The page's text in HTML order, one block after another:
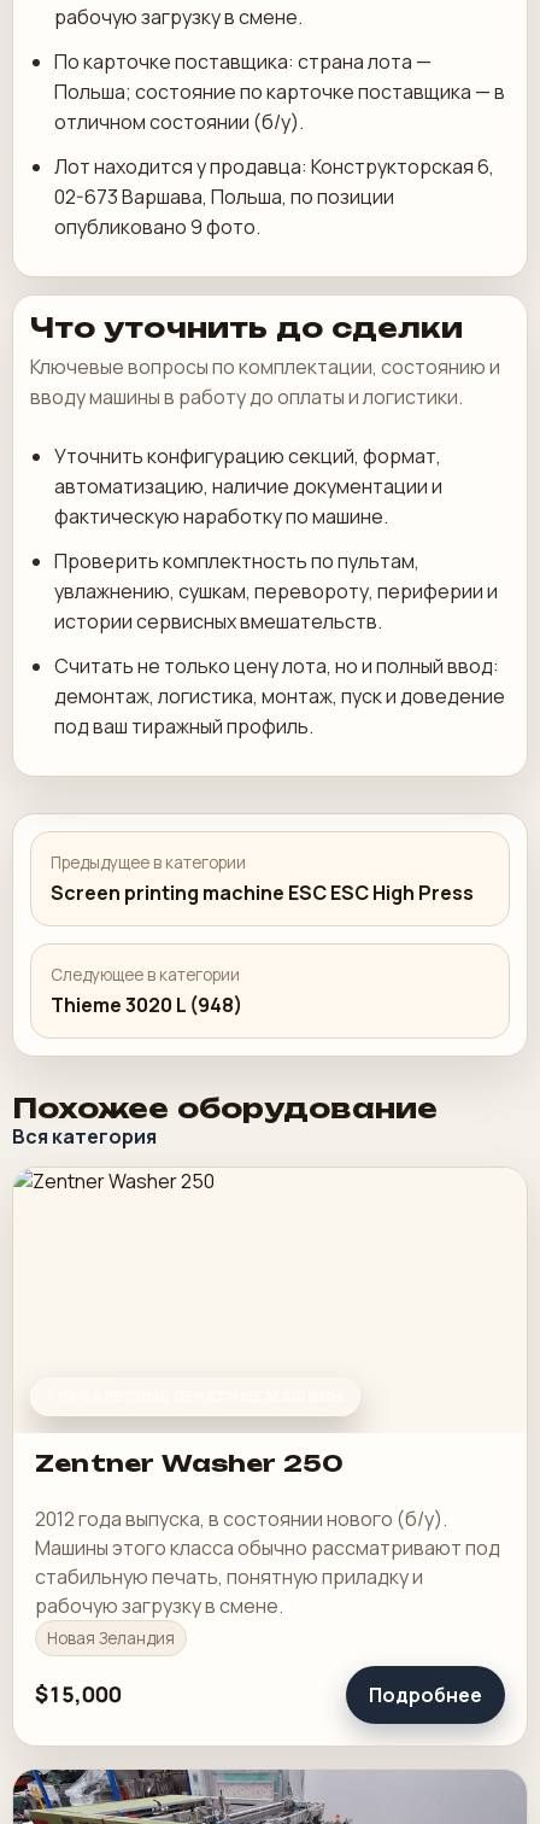
рабочую загрузку в смене.
По карточке поставщика: страна лота —
Польша; состояние по карточке поставщика — в
отличном состоянии (б/у).
Лот находится у продавца: Конструкторская 6,
02-673 Варшава, Польша, по позиции
опубликовано 9 фото.
Что уточнить до сделки
Ключевые вопросы по комплектации, состоянию и
вводу машины в работу до оплаты и логистики.
Уточнить конфигурацию секций, формат,
автоматизацию, наличие документации и
фактическую наработку по машине.
Проверить комплектность по пультам,
увлажнению, сушкам, перевороту, периферии и
истории сервисных вмешательств.
Считать не только цену лота, но и полный ввод:
демонтаж, логистика, монтаж, пуск и доведение
под ваш тиражный профиль.
Предыдущее в категории
Screen printing machine ESC ESC High Press
Следующее в категории
Thieme 3020 L (948)
Похожее оборудование
Вся категория
Zentner Washer 250
2012 года выпуска, в состоянии нового (б/у).
Машины этого класса обычно рассматривают под
стабильную печать, понятную приладку и
рабочую загрузку в смене.
Новая Зеландия
$15,000 Подробнее